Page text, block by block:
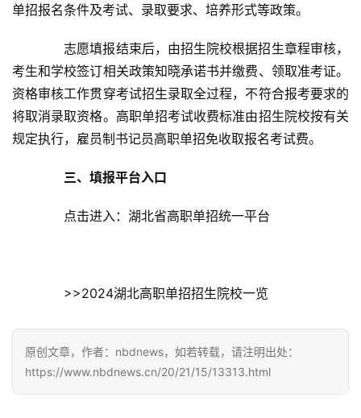
旅
游
单招报名条件及考试、录取要求、培养形式等政策。
志愿填报结束后，由招生院校根据招生章程审核，
考生和学校签订相关政策知晓承诺书并缴费、领取准考证。
资格审核工作贯穿考试招生录取全过程，不符合报考要求的
将取消录取资格。高职单招考试收费标准由招生院校按有关
规定执行，雇员制书记员高职单招免收取报名考试费。
三、填报平台入口
点击进入：湖北省高职单招统一平台
>>2024湖北高职单招招生院校一览
原创文章，作者：nbdnews，如若转载，请注明出处：
https://www.nbdnews.cn/20/21/15/13313.html